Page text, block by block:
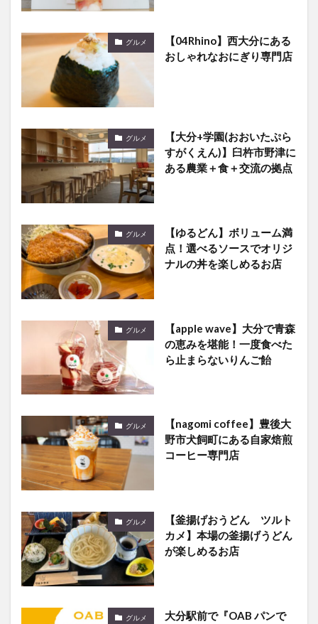
グルメ
【04Rhino】西大分にある
おしゃれなおにぎり専門店
グルメ
【大分+学園(おおいたぷら
すがくえん)】臼杵市野津に
ある農業＋食＋交流の拠点
グルメ
【ゆるどん】ボリューム満
点！選べるソースでオリジ
ナルの丼を楽しめるお店
グルメ
【apple wave】大分で青森
の恵みを堪能！一度食べた
ら止まらないりんご飴
グルメ
【nagomi coffee】豊後大
野市犬飼町にある自家焙煎
コーヒー専門店
グルメ
【釜揚げおうどん ツルト
カメ】本場の釜揚げうどん
が楽しめるお店
グルメ
大分駅前で『OAB パンで